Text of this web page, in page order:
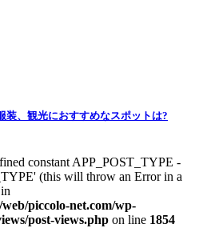
装、観光におすすめなスポットは?
constant APP_POST_TYPE -
(this will throw an Error in a
piccolo-net.com/wp-
post-views.php on line 1854